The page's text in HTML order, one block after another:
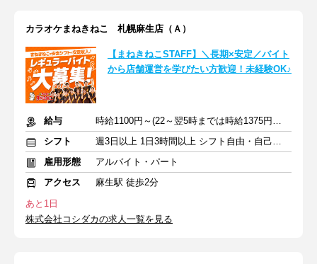
カラオケまねきねこ 札幌麻生店（Ａ）
【まねきねこSTAFF】＼長期×安定／バイト
から店舗運営を学びたい方歓迎！未経験OK♪
給与
時給1100円～(22～翌5時までは時給1375円～)+交通費規定支給
シフト
週3日以上 1日3時間以上 シフト自由・自己申告
雇用形態
アルバイト・パート
アクセス
麻生駅 徒歩2分
あと1日
株式会社コシダカの求人一覧を見る